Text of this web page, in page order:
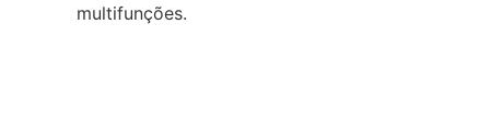
multifunções.